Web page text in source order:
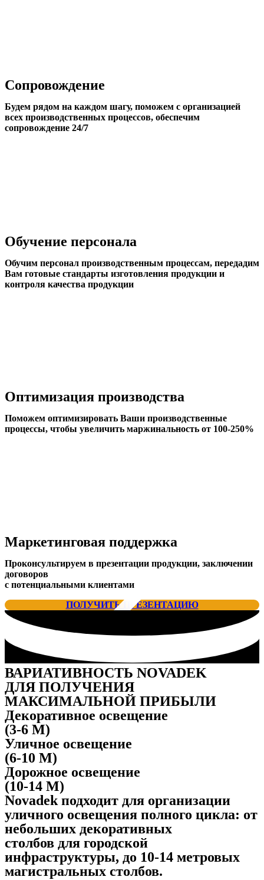
Сопровождение
Будем рядом на каждом шагу, поможем с организацией
всех производственных процессов, обеспечим
сопровождение 24/7
Обучение персонала
Обучим персонал производственным процессам, передадим
Вам готовые стандарты изготовления продукции и
контроля качества продукции
Оптимизация производства
Поможем оптимизировать Ваши производственные
процессы, чтобы увеличить маржинальность от 100-250%
Маркетинговая поддержка
Проконсультируем в презентации продукции, заключении
договоров
с потенциальными клиентами
ПОЛУЧИТЬ ПРЕЗЕНТАЦИЮ
ВАРИАТИВНОСТЬ NOVADEK
ДЛЯ ПОЛУЧЕНИЯ
МАКСИМАЛЬНОЙ ПРИБЫЛИ
Декоративное освещение
(3-6 M)
Уличное освещение
(6-10 M)
Дорожное освещение
(10-14 M)
Novadek подходит для организации
уличного освещения полного цикла: от
небольших декоративных
столбов для городской
инфраструктуры, до 10-14 метровых
магистральных столбов.